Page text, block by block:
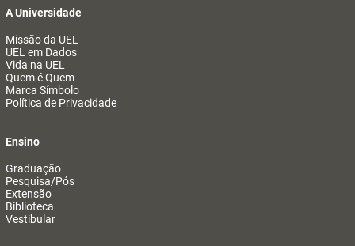
A Universidade
Missão da UEL
UEL em Dados
Vida na UEL
Quem é Quem
Marca Símbolo
Política de Privacidade
Ensino
Graduação
Pesquisa/Pós
Extensão
Biblioteca
Vestibular